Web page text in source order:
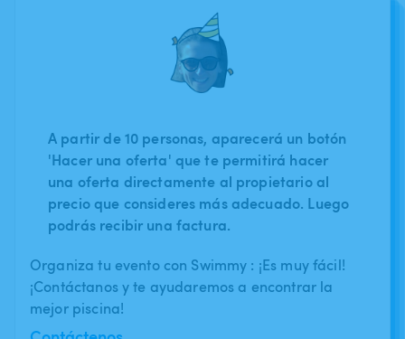
A partir de 10 personas, aparecerá un botón
'Hacer una oferta' que te permitirá hacer
una oferta directamente al propietario al
precio que consideres más adecuado. Luego
podrás recibir una factura.
Organiza tu evento con Swimmy : ¡Es muy fácil!
¡Contáctanos y te ayudaremos a encontrar la
mejor piscina!